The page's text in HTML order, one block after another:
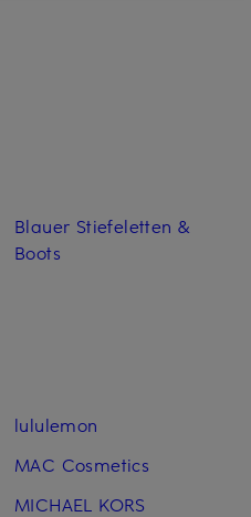
Blauer Stiefeletten &
Boots
lululemon
MAC Cosmetics
MICHAEL KORS